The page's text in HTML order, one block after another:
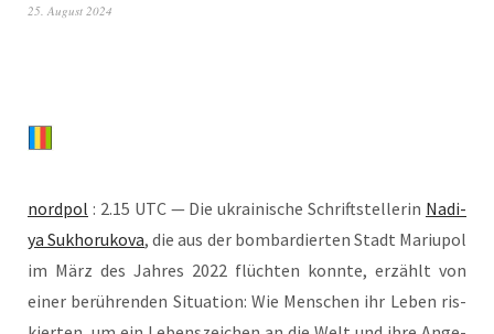
25. August 2024
nord­pol : 2.15 UTC — Die ukrai­ni­sche Schrift­stel­le­rin Nadi­
ya Suk­horu­ko­va, die aus der bom­bar­dier­ten Stadt Mariu­pol
im März des Jah­res 2022 flüch­ten konn­te, erzählt von
einer berüh­ren­den Situa­ti­on: Wie Men­schen ihr Leben ris­